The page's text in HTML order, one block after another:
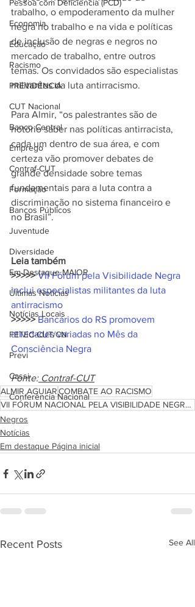
Pessoa com Deficiência (PCD)
Economia
Educação
Racismo
PREVIDÊNCIA
CUT Nacional
Banco Central
Emprego
Contraf-CUT
Formação
Bancos Públicos
Juventude
Diversidade
Em Destaque MAIOR
Últimas Notícias
Notícias Locais
FETEC-CUT/CN
Previ
Cassi
Conferência Nacional
trabalho, o empoderamento da mulher
negra no trabalho e na vida e políticas
de inclusão de negras e negros no
mercado de trabalho, entre outros
temas. Os convidados são especialistas
militantes da luta antirracismo.
Para Almir, “os palestrantes são de
notório saber nas políticas antirracista,
cada um dentro de sua área, e com
certeza vão promover debates de
grande densidade sobre temas
fundamentais para a luta contra a
discriminação no sistema financeiro e
no Brasil”.
Leia também
>>>>> VII Fórum pela Visibilidade Negra
inclui especialistas militantes da luta
antirracismo
>>>>> Bancários do RS promovem
atividades variadas no Mês da
Consciência Negra
Fonte: Contraf-CUT
ALMIR AGUIARCOMBATE AO RACISMO
VII FÓRUM NACIONAL PELA VISIBILIDADE NEGRA NO SISTEMA FINANCEIRO
Negros
Notícias
Em destaque Página inicial
Recent Posts See All